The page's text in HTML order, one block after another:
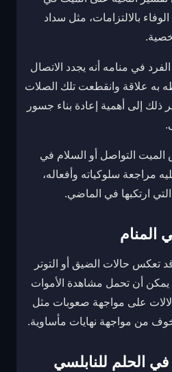
بالالتزامات، مثل سداد
في منامه أنه يجدد الاتصال
علاقة وانقطعت تلك الصلات
إلى أهمية إعادة بناء جسور
التواصل أو السلام في
مراجعة سلوكياته وأفعاله،
ارتكبها في الماضي.
المنام
تعكس حالات الضيق أو التوتر
أن تحمل مشاهدة الأموات
على مواجهة صعوبات مثل
من مواجهة نهايات مأساوية.
الحلم للنابلسي